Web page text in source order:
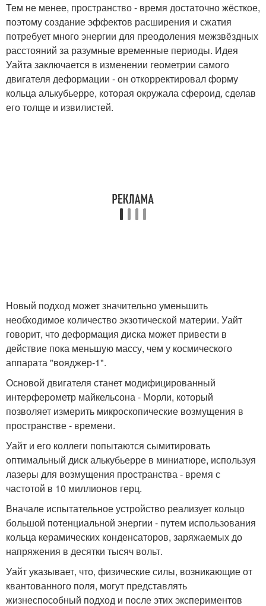
Тем не менее, пространство - время достаточно жёсткое,
поэтому создание эффектов расширения и сжатия
потребует много энергии для преодоления межзвёздных
расстояний за разумные временные периоды. Идея
Уайта заключается в изменении геометрии самого
двигателя деформации - он откорректировал форму
кольца алькубьерре, которая окружала сфероид, сделав
его толще и извилистей.
Новый подход может значительно уменьшить
необходимое количество экзотической материи. Уайт
говорит, что деформация диска может привести в
действие пока меньшую массу, чем у космического
аппарата "вояджер-1".
Основой двигателя станет модифицированный
интерферометр майкельсона - Морли, который
позволяет измерить микроскопические возмущения в
пространстве - времени.
Уайт и его коллеги попытаются сымитировать
оптимальный диск алькубьерре в миниатюре, используя
лазеры для возмущения пространства - время с
частотой в 10 миллионов герц.
Вначале испытательное устройство реализует кольцо
большой потенциальной энергии - путем использования
кольца керамических конденсаторов, заряжаемых до
напряжения в десятки тысяч вольт.
Уайт указывает, что, физические силы, возникающие от
квантованного поля, могут представлять
жизнеспособный подход и после этих экспериментов